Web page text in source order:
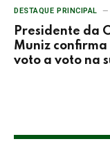
DESTAQUE PRINCIPAL
Presidente da
Muniz
voto a voto na